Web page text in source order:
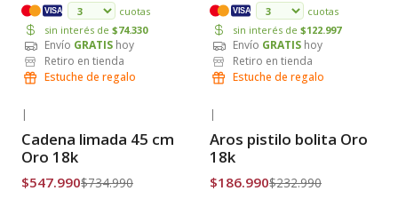
VISA
cuotas
sin interés de $74.330
Envío GRATIS hoy
Retiro en tienda
Estuche de regalo
VISA
cuotas
sin interés de $122.997
Envío GRATIS hoy
Retiro en tienda
Estuche de regalo
Envío Gratis
|
Cadena limada 45 cm
Oro 18k
$547.990$734.990
Envío Gratis
|
Aros pistilo bolita Oro
18k
$186.990$232.990